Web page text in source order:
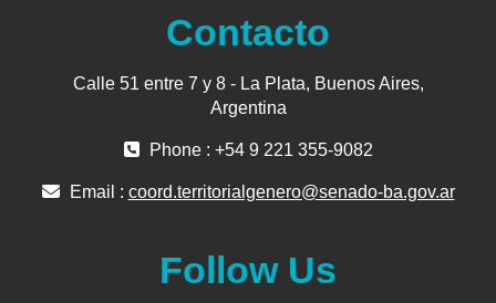
Contacto
Calle 51 entre 7 y 8 - La Plata, Buenos Aires,
Argentina
Phone : +54 9 221 355-9082
Email : coord.territorialgenero@senado-ba.gov.ar
Follow Us